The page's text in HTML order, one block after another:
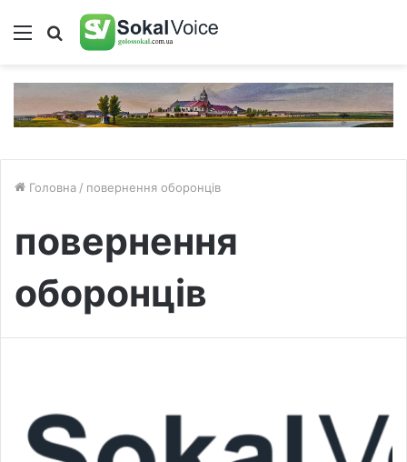
Меню Пошук
Головна / повернення оборонців
повернення
оборонців